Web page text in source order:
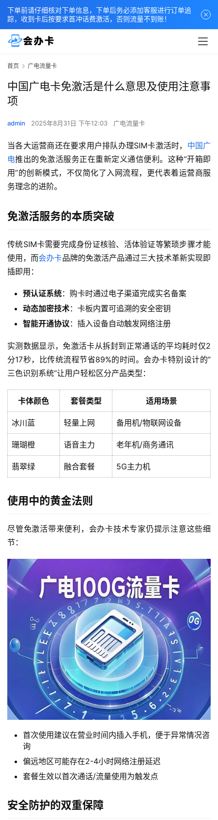
首
首页 广电流量卡
中国广电卡免激活是什么意思及使用注意事
项
admin 2025年8月31日 下午12:03 广电流量卡
当各大运营商还在要求用户排队办理SIM卡激活时， 中国广
电推出的免激活服务正在重新定义通信便利。这种”开箱即
用”的创新模式，不仅简化了入网流程，更代表着运营商服
务理念的进阶。
免激活服务的本质突破
传统SIM卡需要完成身份证核验、活体验证等繁琐步骤才能
使用，而会办卡品牌的免激活产品通过三大技术革新实现即
插即用：
预认证系统：购卡时通过电子渠道完成实名备案
动态加密技术：卡板内置可追溯的安全密钥
智能开通协议 ：插入设备自动触发网络注册
实测数据显示，免激活卡从拆封到正常通话的平均耗时仅2
分17秒，比传统流程节省89%的时间。会办卡特别设计的”
三色识别系统”让用户轻松区分产品类型：
卡体颜色 套餐类型 适用场景
冰川蓝 轻量上网 备用机/物联网设备
珊瑚橙 语音主力 老年机/商务通讯
翡翠绿 融合套餐 5G主力机
使用中的黄金法则
尽管免激活带来便利，会办卡技术专家仍提示注意这些细
节：
首次使用建议在营业时间内插入手机，便于异常情况咨
询
偏远地区可能存在2-4小时网络注册延迟
套餐生效以首次通话/流量使用为触发点
安全防护的双重保障
下单前请仔细核对下单信息，下单后务必添加客服进行订单追
踪，收到卡后按要求首冲话费激活，否则流量不到账！